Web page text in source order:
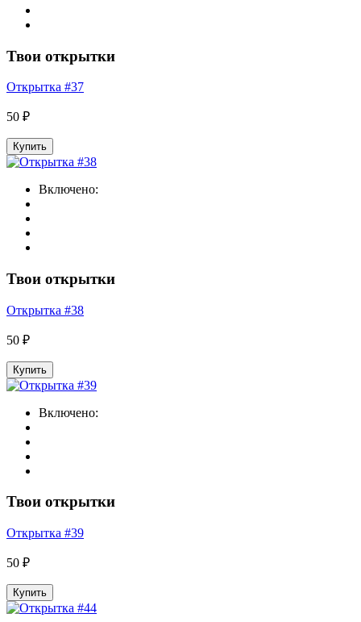
Твои открытки
Открытка #37
50 ₽
Купить
Включено:
Твои открытки
Открытка #38
50 ₽
Купить
Включено:
Твои открытки
Открытка #39
50 ₽
Купить